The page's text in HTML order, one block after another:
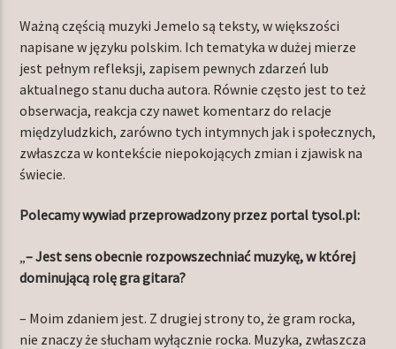
Radio Orbit
Ważną częścią muzyki Jemelo są teksty, w większości
napisane w języku polskim. Ich tematyka w dużej mierze
jest pełnym refleksji, zapisem pewnych zdarzeń lub
aktualnego stanu ducha autora. Równie często jest to też
obserwacja, reakcja czy nawet komentarz do relacje
międzyludzkich, zarówno tych intymnych jak i społecznych,
zwłaszcza w kontekście niepokojących zmian i zjawisk na
świecie.
Polecamy wywiad przeprowadzony przez portal tysol.pl:
„– Jest sens obecnie rozpowszechniać muzykę, w której
dominującą rolę gra gitara?
– Moim zdaniem jest. Z drugiej strony to, że gram rocka,
nie znaczy że słucham wyłącznie rocka. Muzyka, zwłaszcza